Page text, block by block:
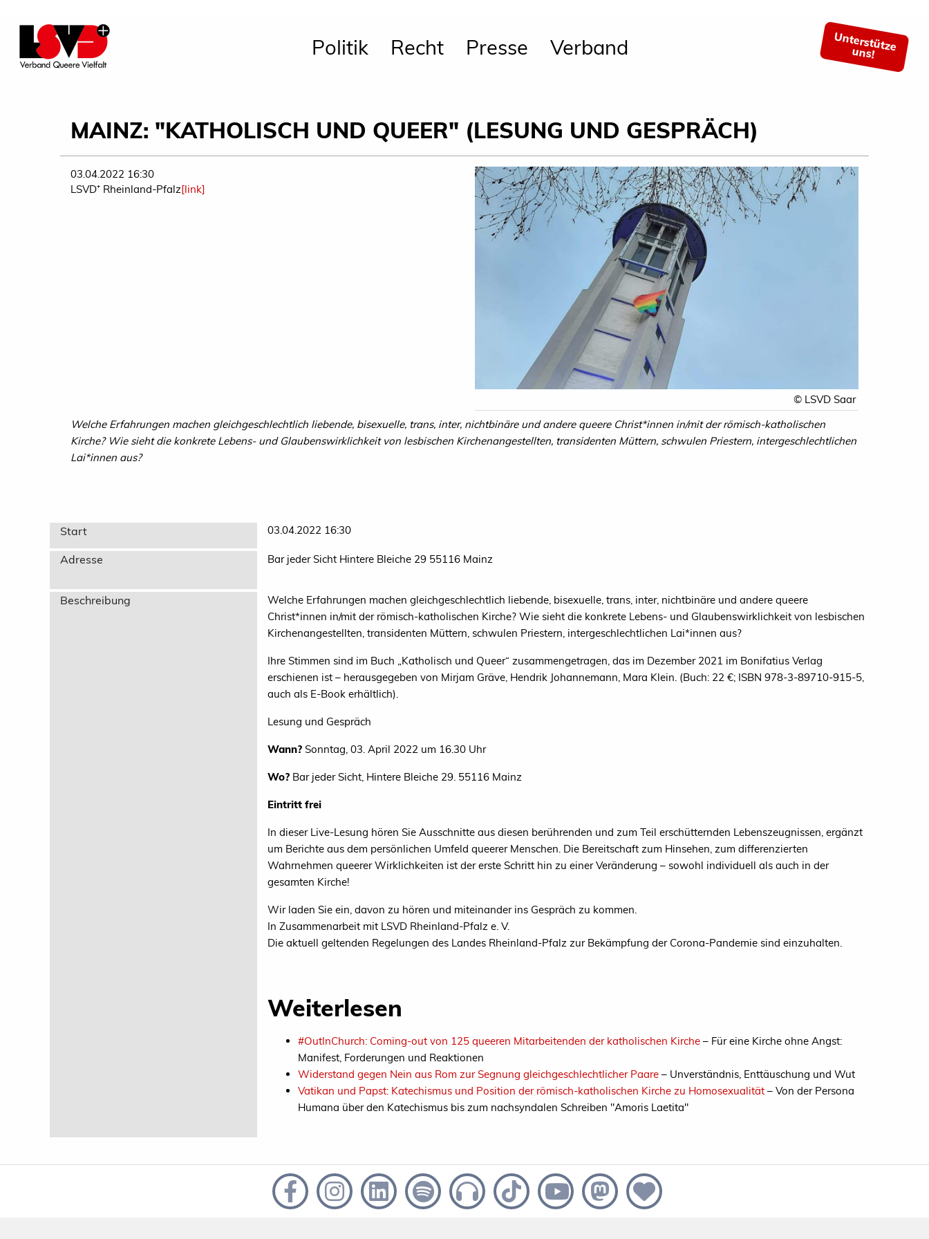
Politik Recht Presse Verband Unterstütze
uns!
MAINZ: "KATHOLISCH UND QUEER" (LESUNG UND GESPRÄCH)
03.04.2022 16:30
LSVD⁺ Rheinland-Pfalz[link]
© LSVD Saar
Welche Erfahrungen machen gleichgeschlechtlich liebende, bisexuelle, trans, inter, nichtbinäre und andere queere Christ*innen in/mit der römisch-katholischen
Kirche? Wie sieht die konkrete Lebens- und Glaubenswirklichkeit von lesbischen Kirchenangestellten, transidenten Müttern, schwulen Priestern, intergeschlechtlichen
Lai*innen aus?
Start 03.04.2022 16:30
Adresse Bar jeder Sicht Hintere Bleiche 29 55116 Mainz
Beschreibung
Welche Erfahrungen machen gleichgeschlechtlich liebende, bisexuelle, trans, inter, nichtbinäre und andere queere
Christ*innen in/mit der römisch-katholischen Kirche? Wie sieht die konkrete Lebens- und Glaubenswirklichkeit von lesbischen
Kirchenangestellten, transidenten Müttern, schwulen Priestern, intergeschlechtlichen Lai*innen aus?
Ihre Stimmen sind im Buch „Katholisch und Queer“ zusammengetragen, das im Dezember 2021 im Bonifatius Verlag
erschienen ist – herausgegeben von Mirjam Gräve, Hendrik Johannemann, Mara Klein. (Buch: 22 €; ISBN 978-3-89710-915-5,
auch als E-Book erhältlich).
Lesung und Gespräch
Wann? Sonntag, 03. April 2022 um 16.30 Uhr
Wo? Bar jeder Sicht, Hintere Bleiche 29. 55116 Mainz
Eintritt frei
In dieser Live-Lesung hören Sie Ausschnitte aus diesen berührenden und zum Teil erschütternden Lebenszeugnissen, ergänzt
um Berichte aus dem persönlichen Umfeld queerer Menschen. Die Bereitschaft zum Hinsehen, zum differenzierten
Wahrnehmen queerer Wirklichkeiten ist der erste Schritt hin zu einer Veränderung – sowohl individuell als auch in der
gesamten Kirche!
Wir laden Sie ein, davon zu hören und miteinander ins Gespräch zu kommen.
In Zusammenarbeit mit LSVD Rheinland-Pfalz e. V.
Die aktuell geltenden Regelungen des Landes Rheinland-Pfalz zur Bekämpfung der Corona-Pandemie sind einzuhalten.
Weiterlesen
#OutInChurch: Coming-out von 125 queeren Mitarbeitenden der katholischen Kirche – Für eine Kirche ohne Angst:
Manifest, Forderungen und Reaktionen
Widerstand gegen Nein aus Rom zur Segnung gleichgeschlechtlicher Paare – Unverständnis, Enttäuschung und Wut
Vatikan und Papst: Katechismus und Position der römisch-katholischen Kirche zu Homosexualität – Von der Persona
Humana über den Katechismus bis zum nachsyndalen Schreiben "Amoris Laetita"